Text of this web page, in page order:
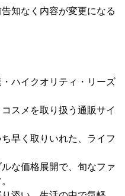
知なく内容が変更になる
ハイクオリティ・リーズ
スメを取り扱う通販サイ
早く取りいれた、ライフ
な価格展開で、旬なファ